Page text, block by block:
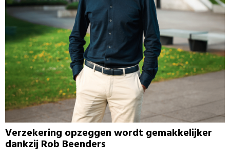
Verzekering opzeggen wordt gemakkelijker
dankzij Rob Beenders